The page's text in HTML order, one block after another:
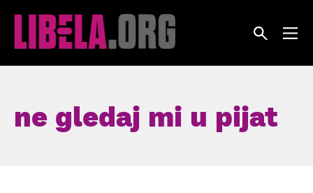
ne gledaj mi u pijat